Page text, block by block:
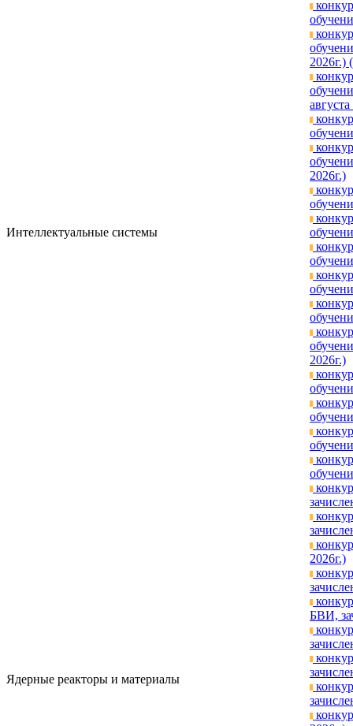
Интеллектуальные системы
2026г.)
2026г.)
2026г.)
2026г.)
Ядерные реакторы и материалы
БВИ,